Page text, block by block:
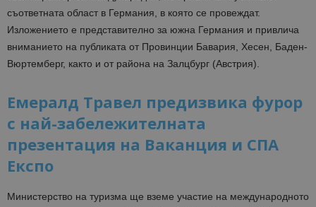
съответната област в Германия, в която се провеждат.
Изложението е представително за южна Германия и привлича
вниманието на публиката от Провинции Бавария, Хесен, Баден-
Вюртемберг, както и от района на Залцбург (Австрия).
Емералд Травел предизвика фурор
с най-забележителната
презентация на Ваканция и СПА
Експо
Министерство на туризма ще вземе участие на международното